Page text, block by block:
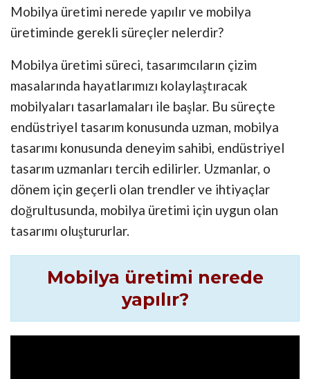
Mobilya üretimi nerede yapılır ve mobilya
üretiminde gerekli süreçler nelerdir?
Mobilya üretimi süreci, tasarımcıların çizim
masalarında hayatlarımızı kolaylaştıracak
mobilyaları tasarlamaları ile başlar. Bu süreçte
endüstriyel tasarım konusunda uzman, mobilya
tasarımı konusunda deneyim sahibi, endüstriyel
tasarım uzmanları tercih edilirler. Uzmanlar, o
dönem için geçerli olan trendler ve ihtiyaçlar
doğrultusunda, mobilya üretimi için uygun olan
tasarımı oluştururlar.
Mobilya üretimi nerede
yapılır?